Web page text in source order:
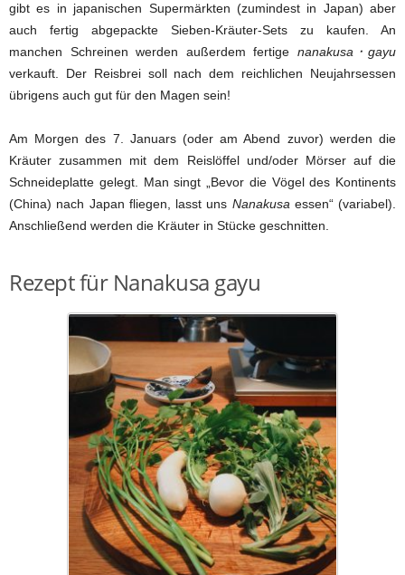
gibt es in japanischen Supermärkten (zumindest in Japan) aber
auch fertig abgepackte Sieben-Kräuter-Sets zu kaufen. An
manchen Schreinen werden außerdem fertige nanakusa･gayu
verkauft. Der Reisbrei soll nach dem reichlichen Neujahrsessen
übrigens auch gut für den Magen sein!
Am Morgen des 7. Januars (oder am Abend zuvor) werden die
Kräuter zusammen mit dem Reislöffel und/oder Mörser auf die
Schneideplatte gelegt. Man singt „Bevor die Vögel des Kontinents
(China) nach Japan fliegen, lasst uns Nanakusa essen“ (variabel).
Anschließend werden die Kräuter in Stücke geschnitten.
Rezept für Nanakusa gayu